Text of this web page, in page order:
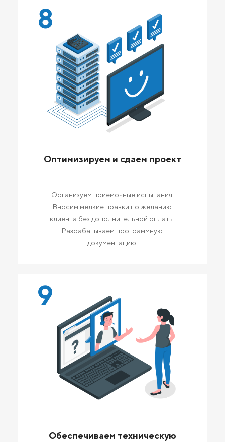
8
Оптимизируем и сдаем проект
Организуем приемочные испытания.
Вносим мелкие правки по желанию
клиента без дополнительной оплаты.
Разрабатываем программную
документацию.
9
Обеспечиваем техническую